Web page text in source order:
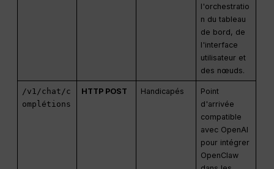
l'orchestratio
n du tableau
de bord, de
l'interface
utilisateur et
des nœuds.
/v1/chat/c
omplétions
HTTP POST Handicapés
Point
d'arrivée
compatible
avec OpenAI
pour intégrer
OpenClaw